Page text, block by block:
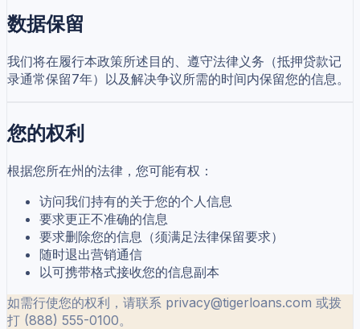
数据保留
我们将在履行本政策所述目的、遵守法律义务（抵押贷款记
录通常保留7年）以及解决争议所需的时间内保留您的信息。
您的权利
根据您所在州的法律，您可能有权：
访问我们持有的关于您的个人信息
要求更正不准确的信息
要求删除您的信息（须满足法律保留要求）
随时退出营销通信
以可携带格式接收您的信息副本
如需行使您的权利，请联系 privacy@tigerloans.com 或拨
打 (888) 555-0100。